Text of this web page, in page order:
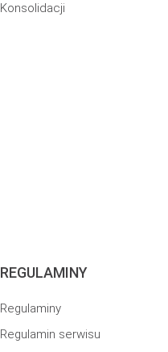
Konsolidacji
REGULAMINY
Regulaminy
Regulamin serwisu